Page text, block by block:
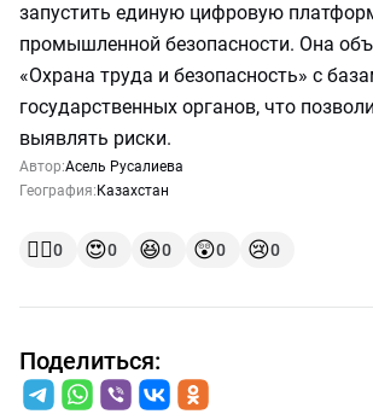
запустить единую цифровую
промышленной безопасности. Она
«Охрана труда и безопасность» с
государственных органов, что
выявлять риски.
Автор:Асель Русалиева
География: Казахстан
👍🏻0 😍0 😆0 😲0 😢0
Поделиться: